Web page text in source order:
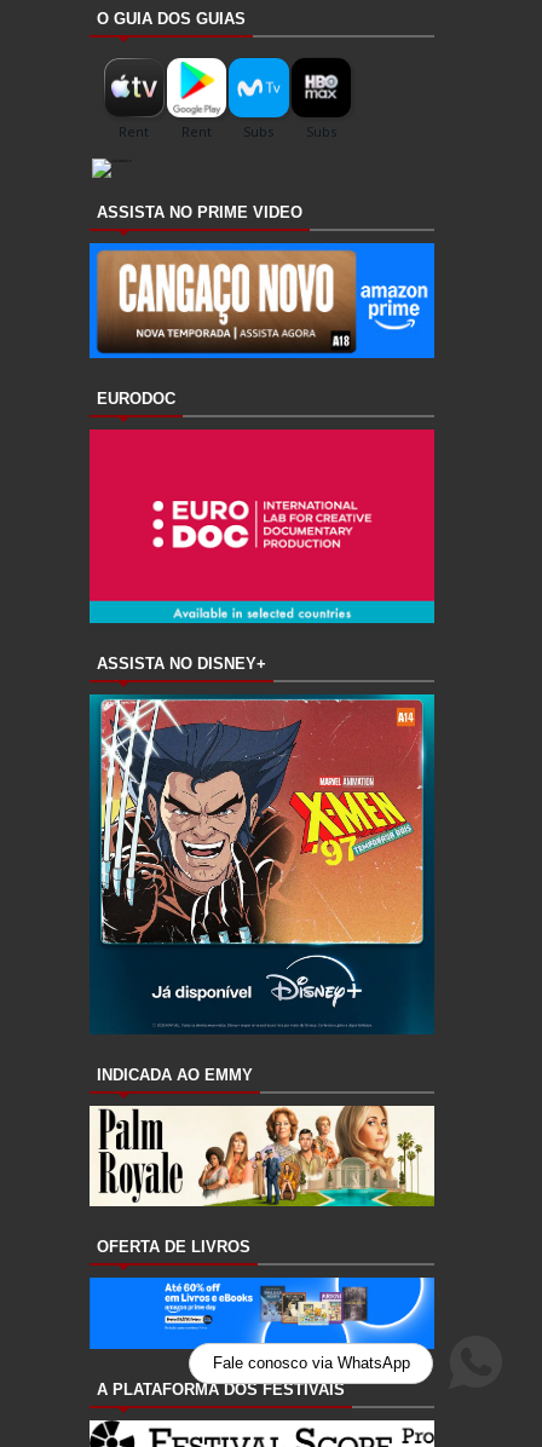
Fale conosco via WhatsApp
O GUIA DOS GUIAS
ASSISTA NO PRIME VIDEO
EURODOC
ASSISTA NO DISNEY+
INDICADA AO EMMY
OFERTA DE LIVROS
A PLATAFORMA DOS FESTIVAIS